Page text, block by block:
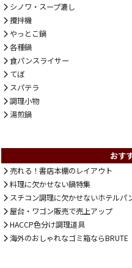
シノワ・スープ漉し
攪拌機
やっとこ鍋
各種鍋
食パンスライサー
てぼ
スパテラ
調理小物
湯煎鍋
おす
売れる！書店本棚のレイアウト
料理に欠かせない鍋特集
スチコン調理に欠かせないホテルパ
屋台・ワゴン販売で売上アップ
HACCP色分け調理道具
海外のおしゃれなゴミ箱ならBRUTE